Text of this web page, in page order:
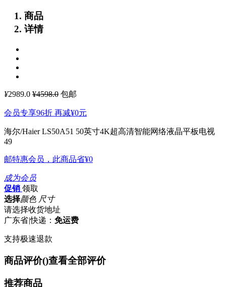
商品
详情
¥2989.0 ¥4598.0 包邮
会员专享96折 再减¥0元
海尔/Haier LS50A51 50英寸4K超高清智能网络液晶平板电视
49
邮特惠会员，此商品省¥0
成为会员
促销 领取
选择颜色 尺寸
请选择收货地址
广东省|快递： 免运费
支持极速退款
商品评价()查看全部评价
推荐商品